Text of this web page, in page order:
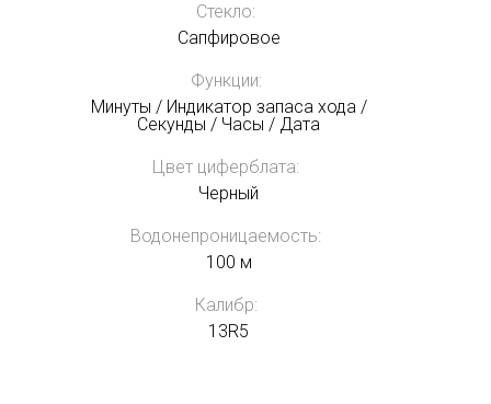
Стекло:
Сапфировое
Функции:
Минуты / Индикатор запаса хода /
Секунды / Часы / Дата
Цвет циферблата:
Черный
Водонепроницаемость:
100 м
Калибр:
13R5